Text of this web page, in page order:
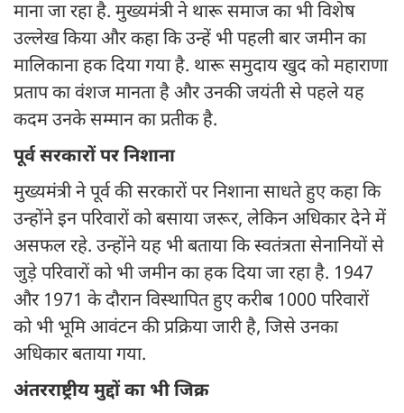
माना जा रहा है. मुख्यमंत्री ने थारू समाज का भी विशेष
उल्लेख किया और कहा कि उन्हें भी पहली बार जमीन का
मालिकाना हक दिया गया है. थारू समुदाय खुद को महाराणा
प्रताप का वंशज मानता है और उनकी जयंती से पहले यह
कदम उनके सम्मान का प्रतीक है.
पूर्व सरकारों पर निशाना
मुख्यमंत्री ने पूर्व की सरकारों पर निशाना साधते हुए कहा कि
उन्होंने इन परिवारों को बसाया जरूर, लेकिन अधिकार देने में
असफल रहे. उन्होंने यह भी बताया कि स्वतंत्रता सेनानियों से
जुड़े परिवारों को भी जमीन का हक दिया जा रहा है. 1947
और 1971 के दौरान विस्थापित हुए करीब 1000 परिवारों
को भी भूमि आवंटन की प्रक्रिया जारी है, जिसे उनका
अधिकार बताया गया.
अंतरराष्ट्रीय मुद्दों का भी जिक्र